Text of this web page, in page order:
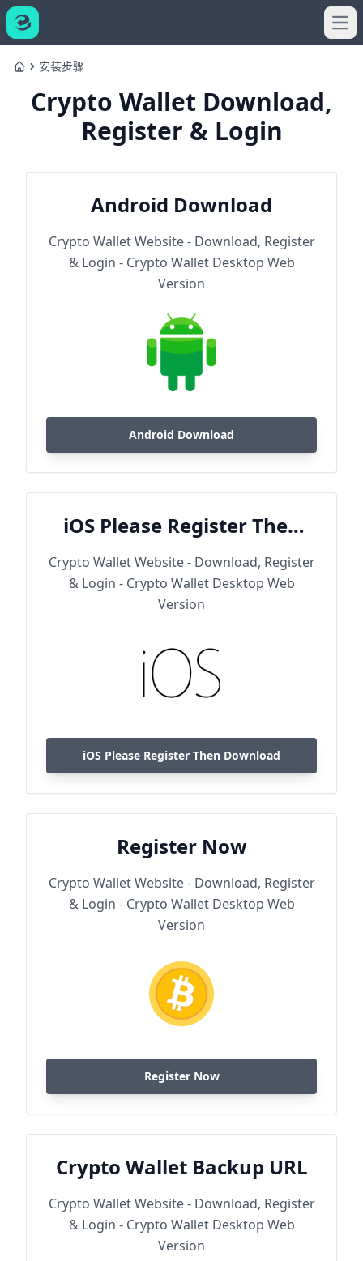
Home安装步骤
Crypto Wallet Download,
Register & Login
Android Download
Crypto Wallet Website - Download, Register
& Login - Crypto Wallet Desktop Web
Version
Android Download
iOS Please Register Then
Download
Crypto Wallet Website - Download, Register
& Login - Crypto Wallet Desktop Web
Version
iOS Please Register Then Download
Register Now
Crypto Wallet Website - Download, Register
& Login - Crypto Wallet Desktop Web
Version
Register Now
Crypto Wallet Backup URL
Crypto Wallet Website - Download, Register
& Login - Crypto Wallet Desktop Web
Version